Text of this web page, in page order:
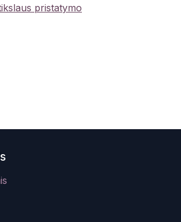
pristatymo